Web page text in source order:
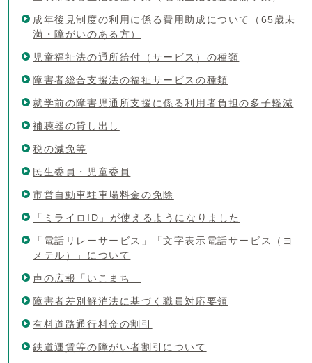
成年後見制度の利用に係る費用助成について（65歳未
満・障がいのある方）
児童福祉法の通所給付（サービス）の種類
障害者総合支援法の福祉サービスの種類
就学前の障害児通所支援に係る利用者負担の多子軽減
補聴器の貸し出し
税の減免等
民生委員・児童委員
市営自動車駐車場料金の免除
「ミライロID」が使えるようになりました
「電話リレーサービス」「文字表示電話サービス（ヨ
メテル）」について
声の広報「いこまち」
障害者差別解消法に基づく職員対応要領
有料道路通行料金の割引
鉄道運賃等の障がい者割引について